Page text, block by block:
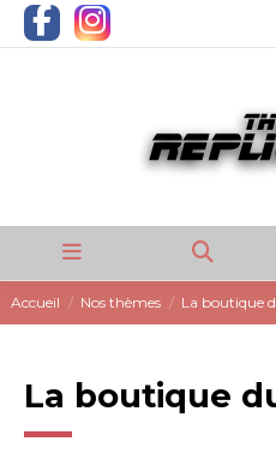
Accueil Nos thèmes La boutique
La boutique